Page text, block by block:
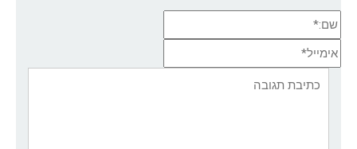
שם:*
אימייל*
אתר:תגובה